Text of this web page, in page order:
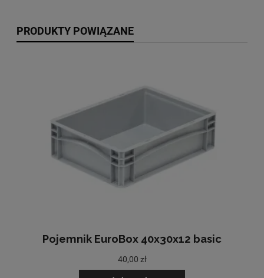
PRODUKTY POWIĄZANE
Pojemnik EuroBox 40x30x12 basic
40,00 zł